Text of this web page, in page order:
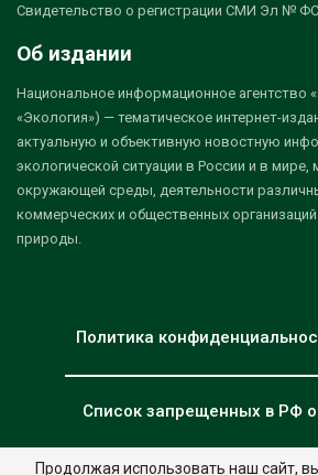
Свидетельство о регистрации СМИ Эл №
Об издании
Национальное информационное агентство
«Экология») — тематическое интернет-
актуальную и объективную новостную
экологической ситуации в России и в мире,
окружающей среды, деятельности
коммерческих и общественных
природы.
Политика
Список запрещенных в РФ
Продолжая использовать наш сайт,